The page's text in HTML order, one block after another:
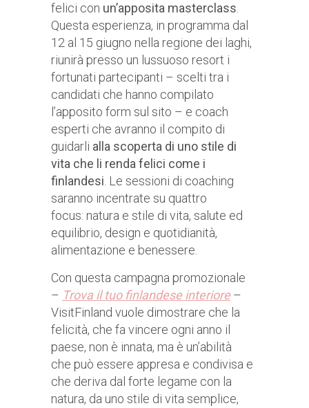
felici con un’apposita masterclass.
Questa esperienza, in programma dal
12 al 15 giugno nella regione dei laghi,
riunirà presso un lussuoso resort i
fortunati partecipanti – scelti tra i
candidati che hanno compilato
l’apposito form sul sito – e coach
esperti che avranno il compito di
guidarli alla scoperta di uno stile di
vita che li renda felici come i
finlandesi. Le sessioni di coaching
saranno incentrate su quattro
focus: natura e stile di vita, salute ed
equilibrio, design e quotidianità,
alimentazione e benessere.
Con questa campagna promozionale
– Trova il tuo finlandese interiore–
VisitFinland vuole dimostrare che la
felicità, che fa vincere ogni anno il
paese, non è innata, ma è un’abilità
che può essere appresa e condivisa e
che deriva dal forte legame con la
natura, da uno stile di vita semplice,